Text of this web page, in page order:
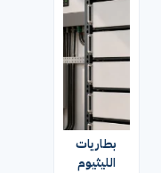
بطاريات
الليثيوم